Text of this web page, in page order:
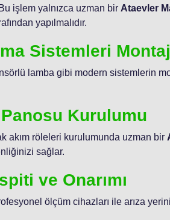
işlem yalnızca uzman bir Ataevler
yapılmalıdır.
Sistemleri
lamba gibi modern sistemlerin
Kurulumu
akım röleleri kurulumunda uzman bir
sağlar.
ve Onarımı
ölçüm cihazları ile arıza